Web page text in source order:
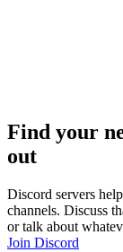
Find your
out
Discord servers
channels. Discuss
or talk about
Join Discord